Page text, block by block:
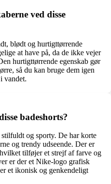
ved disse
blødt og hurtigttørrende
at have på, da de ikke vejer
hurtigttørrende egenskab gør
så du kan bruge dem igen
vandet.
badeshorts?
stilfuldt og sporty. De har korte
og trendy udseende. Der er
tilføjer et strejf af farve og
er der et Nike-logo grafisk
et ikonisk og genkendeligt